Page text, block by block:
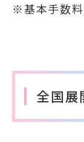
※基本手数
全国展